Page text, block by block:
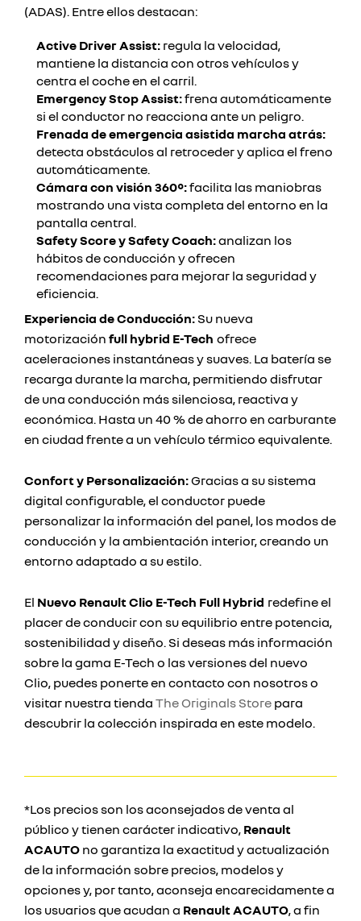
(ADAS). Entre ellos destacan:
Active Driver Assist: regula la velocidad,
mantiene la distancia con otros vehículos y
centra el coche en el carril.
Emergency Stop Assist:frena automáticamente
si el conductor no reacciona ante un peligro.
Frenada de emergencia asistida marcha atrás:
detecta obstáculos al retroceder y aplica el freno
automáticamente.
Cámara con visión 360°:facilita las maniobras
mostrando una vista completa del entorno en la
pantalla central.
Safety Score y Safety Coach:analizan los
hábitos de conducción y ofrecen
recomendaciones para mejorar la seguridad y
eficiencia.
Experiencia de Conducción: Su nueva
motorización full hybrid E-Tech ofrece
aceleraciones instantáneas y suaves. La batería se
recarga durante la marcha, permitiendo disfrutar
de una conducción más silenciosa, reactiva y
económica. Hasta un 40 % de ahorro en carburante
en ciudad frente a un vehículo térmico equivalente.
Confort y Personalización:Gracias a su sistema
digital configurable, el conductor puede
personalizar la información del panel, los modos de
conducción y la ambientación interior, creando un
entorno adaptado a su estilo.
El Nuevo Renault Clio E-Tech Full Hybrid redefine el
placer de conducir con su equilibrio entre potencia,
sostenibilidad y diseño. Si deseas más información
sobre la gama E-Tech o las versiones del nuevo
Clio, puedes ponerte en contacto con nosotros o
visitar nuestra tienda The Originals Store para
descubrir la colección inspirada en este modelo.
*Los precios son los aconsejados de venta al
público y tienen carácter indicativo, Renault
ACAUTO no garantiza la exactitud y actualización
de la información sobre precios, modelos y
opciones y, por tanto, aconseja encarecidamente a
los usuarios que acudan a Renault ACAUTO, a fin